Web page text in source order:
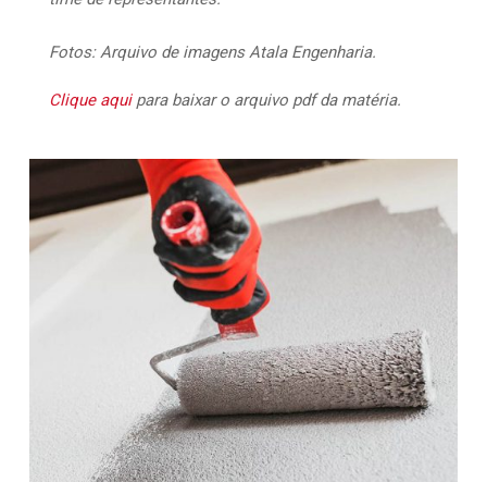
Fotos: Arquivo de imagens Atala Engenharia.
Clique aquipara baixar o arquivo pdf da matéria.
117